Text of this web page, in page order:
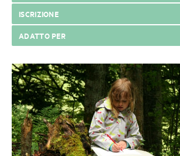
ISCRIZIONE
ADATTO PER